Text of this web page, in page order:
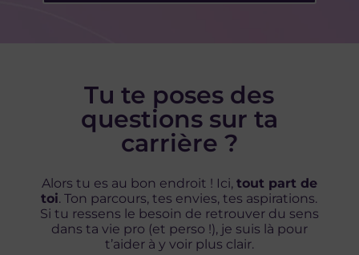
Tu te poses des
questions sur ta
carrière ?
Alors tu es au bon endroit ! Ici, tout part de
toi. Ton parcours, tes envies, tes aspirations.
Si tu ressens le besoin de retrouver du sens
dans ta vie pro (et perso !), je suis là pour
t’aider à y voir plus clair.